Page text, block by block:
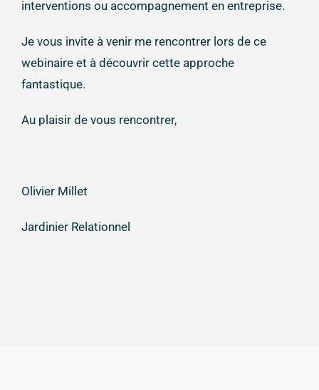
interventions ou accompagnement en entreprise.
Je vous invite à venir me rencontrer lors de ce
webinaire et à découvrir cette approche
fantastique.
Au plaisir de vous rencontrer,
Olivier Millet
Jardinier Relationnel